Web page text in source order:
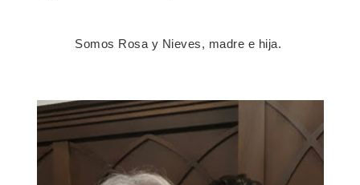
Somos Rosa y Nieves, madre e hija.